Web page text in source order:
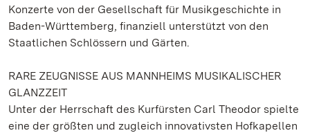
Konzerte von der Gesellschaft für Musikgeschichte in
Baden-Württemberg, finanziell unterstützt von den
Staatlichen Schlössern und Gärten.
RARE ZEUGNISSE AUS MANNHEIMS MUSIKALISCHER
GLANZZEIT
Unter der Herrschaft des Kurfürsten Carl Theodor spielte
eine der größten und zugleich innovativsten Hofkapellen